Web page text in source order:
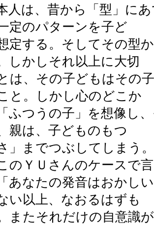
人は、昔から「型」に
定のパターンを子ど
定する。そしてその型
しかしそれ以上に大切
は、その子どもはその
と。しかし心のどこか
ふつうの子」を想像し
親は、子どものもつ
さ」までつぶしてしまう
のＹＵさんのケースで
あなたの発音はおかし
い以上、なおるはずも
またそれだけの自意識